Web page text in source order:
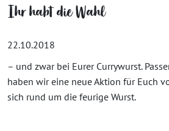
Ihr habt die Wahl
22.10.2018
– und zwar bei Eurer Currywurst.
haben wir eine neue Aktion für Euch
sich rund um die feurige Wurst.